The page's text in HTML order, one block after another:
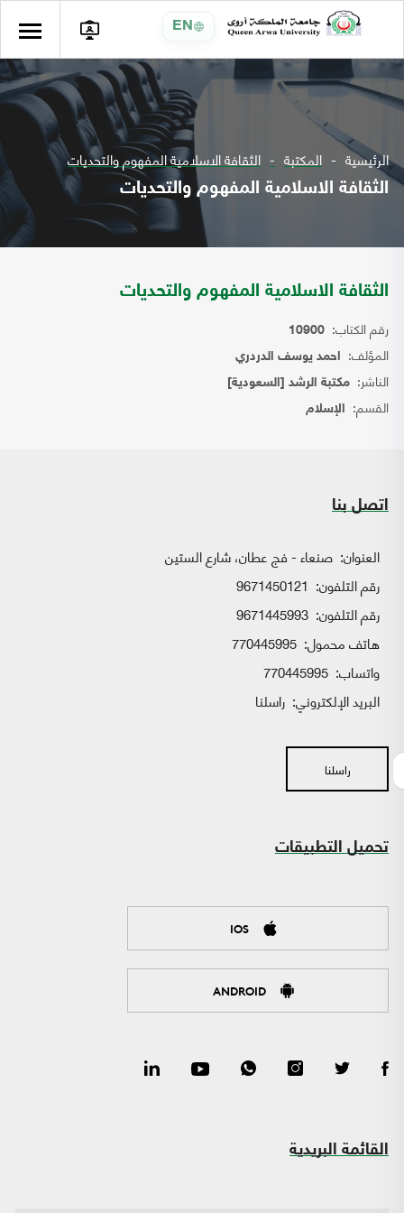
EN
الرئيسية المكتبة الثقافة الاسلامية المفهوم والتحديات
الثقافة الاسلامية المفهوم والتحديات
الثقافة الاسلامية المفهوم والتحديات
رقم الكتاب: 10900
المؤلف: احمد يوسف الدردري
الناشر: مكتبة الرشد [السعودية]
القسم: الإسلام
اتصل بنا
العنوان: صنعاء - فج عطان، شارع الستين
رقم التلفون: 9671450121
رقم التلفون: 9671445993
هاتف محمول: 770445995
واتساب:
البريد الإلكتروني: راسلنا
راسلنا
تحميل التطبيقات
IOS
ANDROID
القائمة البريدية